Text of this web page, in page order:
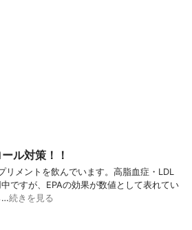
ル対策！！
リメントを飲んでいます。高脂血症・LDL
ですが、EPAの効果が数値として表れてい
…続きを見る